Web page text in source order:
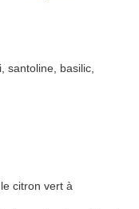
santoline, basilic,
citron vert à